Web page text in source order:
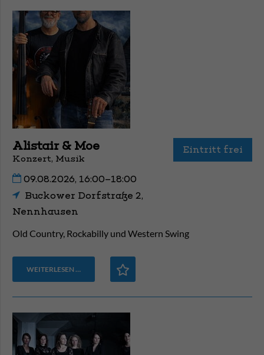
Eintritt frei
Alistair & Moe
Konzert, Musik
09.08.2026, 16:00–18:00
Buckower Dorfstraße 2,
Nennhausen
Old Country, Rockabilly und Western Swing
WEITERLESEN …